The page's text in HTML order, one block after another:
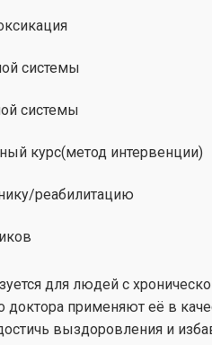
системы
системы
курс(метод интервенции)
реабилитацию
для людей с
применяют её в
выздоровления и